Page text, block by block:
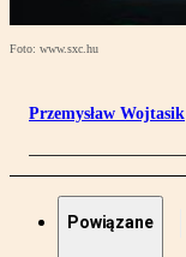
Foto: www.sxc.hu
Przemysław Wojtasik
Powiązane